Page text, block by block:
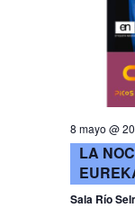
8 mayo @
LA
Sala Río